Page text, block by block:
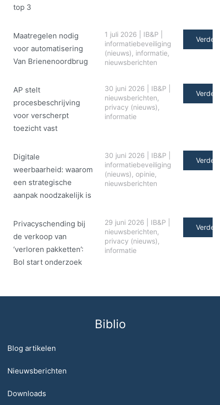
top 3
Maatregelen nodig
voor automatisering
Van Brienenoordbrug
1 juli 2026 IB&P
informatiebeveiliging
(nieuws), informatie,
nieuwsberichten
Verder
AP stelt
procesbeschrijving
voor verscherpt
toezicht vast
30 juni 2026 IB&P
nieuwsberichten,
privacy (nieuws),
informatie
Verder
Digitale
weerbaarheid: waarom
een strategische
aanpak noodzakelijk is
30 juni 2026 IB&P
informatiebeveiliging
(nieuws), opinie,
nieuwsberichten
Verder
Privacyschending bij
de verkoop van
‘verloren pakketten’:
Bol start onderzoek
29 juni 2026 IB&P
nieuwsberichten,
privacy (nieuws),
informatie
Verder
Biblio
Blog artikelen
Nieuwsberichten
Downloads